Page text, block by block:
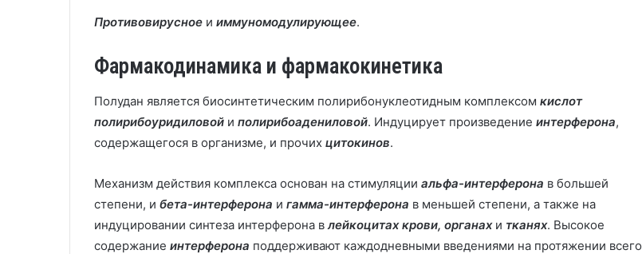
Противовирусное и иммуномодулирующее.
Фармакодинамика и фармакокинетика
Полудан является биосинтетическим полирибонуклеотидным комплексом кислот
полирибоуридиловой и полирибоадениловой. Индуцирует произведение интерферона,
содержащегося в организме, и прочих цитокинов.
Механизм действия комплекса основан на стимуляции альфа-интерферона в большей
степени, и бета-интерферона и гамма-интерферона в меньшей степени, а также на
индуцировании синтеза интерферона влейкоцитах крови, органахи тканях. Высокое
содержание интерферона поддерживают каждодневными введениями на протяжении всего